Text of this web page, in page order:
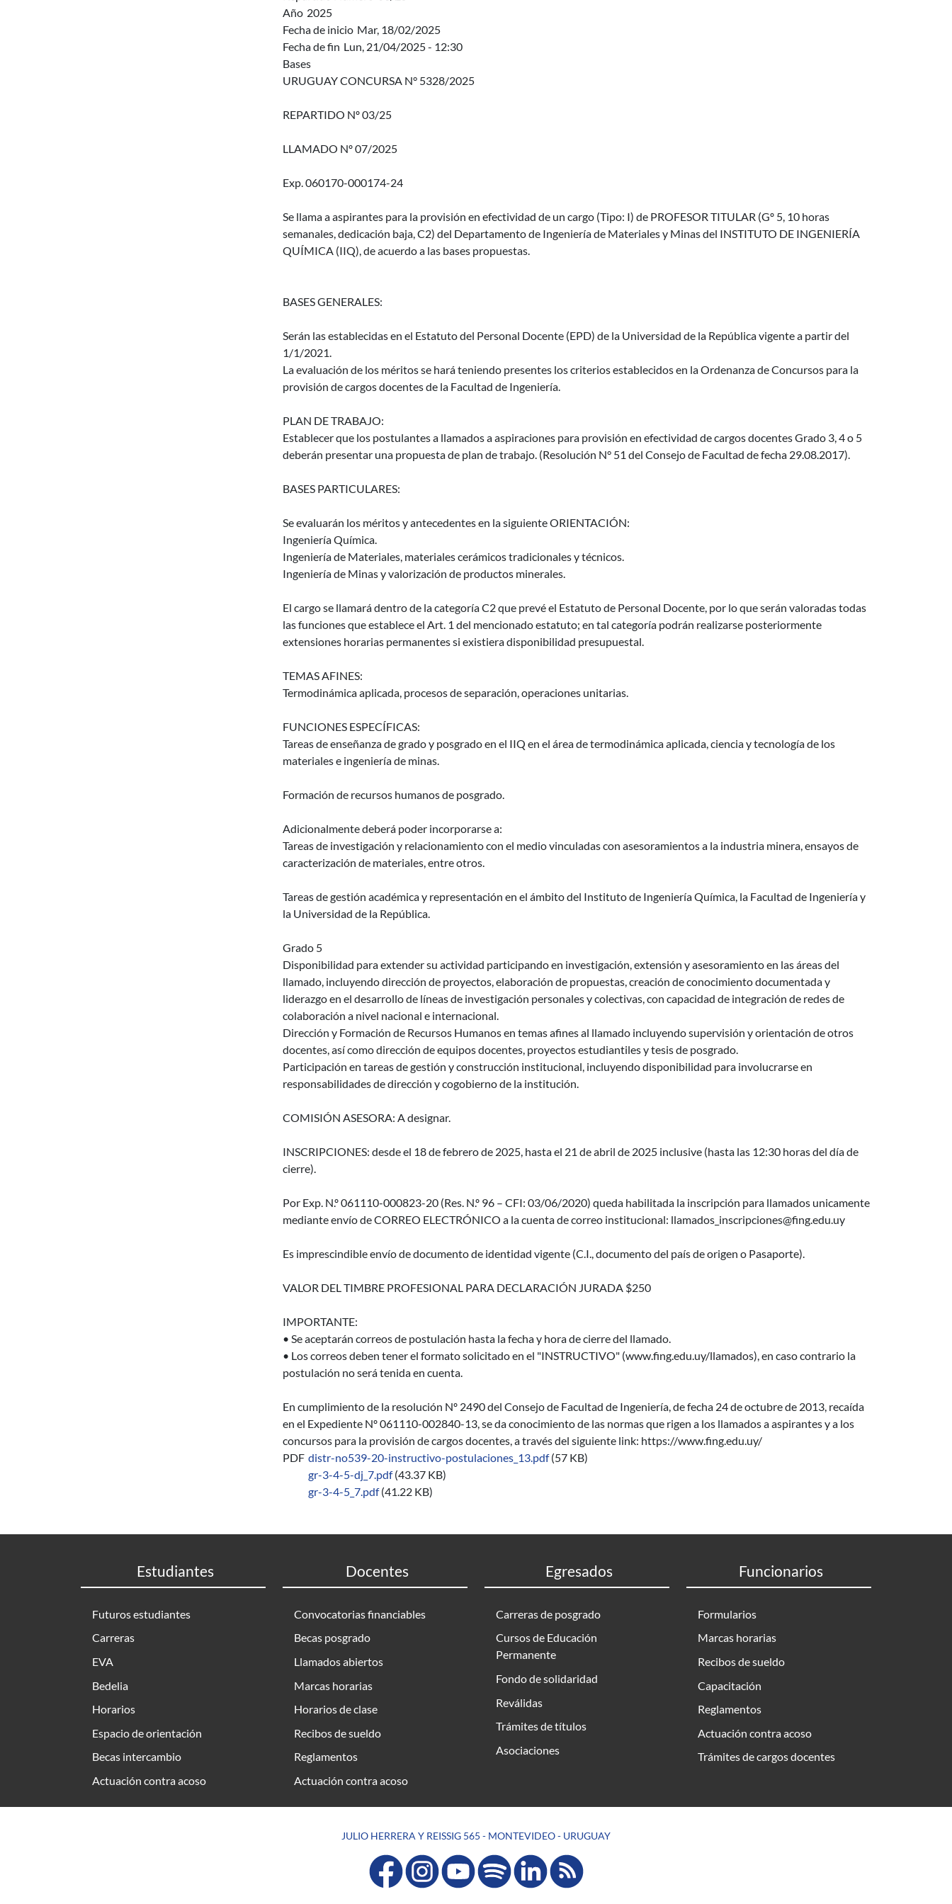
Año 2025
Fecha de inicio Mar, 18/02/2025
Fecha de fin Lun, 21/04/2025 - 12:30
Bases
URUGUAY CONCURSA N° 5328/2025
REPARTIDO Nº 03/25
LLAMADO Nº 07/2025
Exp. 060170-000174-24
Se llama a aspirantes para la provisión en efectividad de un cargo (Tipo: I) de PROFESOR TITULAR (Gº 5, 10 horas
semanales, dedicación baja, C2) del Departamento de Ingeniería de Materiales y Minas del INSTITUTO DE INGENIERÍA
QUÍMICA (IIQ), de acuerdo a las bases propuestas.
BASES GENERALES:
Serán las establecidas en el Estatuto del Personal Docente (EPD) de la Universidad de la República vigente a partir del
1/1/2021.
La evaluación de los méritos se hará teniendo presentes los criterios establecidos en la Ordenanza de Concursos para la
provisión de cargos docentes de la Facultad de Ingeniería.
PLAN DE TRABAJO:
Establecer que los postulantes a llamados a aspiraciones para provisión en efectividad de cargos docentes Grado 3, 4 o 5
deberán presentar una propuesta de plan de trabajo. (Resolución N° 51 del Consejo de Facultad de fecha 29.08.2017).
BASES PARTICULARES:
Se evaluarán los méritos y antecedentes en la siguiente ORIENTACIÓN:
Ingeniería Química.
Ingeniería de Materiales, materiales cerámicos tradicionales y técnicos.
Ingeniería de Minas y valorización de productos minerales.
El cargo se llamará dentro de la categoría C2 que prevé el Estatuto de Personal Docente, por lo que serán valoradas todas
las funciones que establece el Art. 1 del mencionado estatuto; en tal categoría podrán realizarse posteriormente
extensiones horarias permanentes si existiera disponibilidad presupuestal.
TEMAS AFINES:
Termodinámica aplicada, procesos de separación, operaciones unitarias.
FUNCIONES ESPECÍFICAS:
Tareas de enseñanza de grado y posgrado en el IIQ en el área de termodinámica aplicada, ciencia y tecnología de los
materiales e ingeniería de minas.
Formación de recursos humanos de posgrado.
Adicionalmente deberá poder incorporarse a:
Tareas de investigación y relacionamiento con el medio vinculadas con asesoramientos a la industria minera, ensayos de
caracterización de materiales, entre otros.
Tareas de gestión académica y representación en el ámbito del Instituto de Ingeniería Química, la Facultad de Ingeniería y
la Universidad de la República.
Grado 5
Disponibilidad para extender su actividad participando en investigación, extensión y asesoramiento en las áreas del
llamado, incluyendo dirección de proyectos, elaboración de propuestas, creación de conocimiento documentada y
liderazgo en el desarrollo de líneas de investigación personales y colectivas, con capacidad de integración de redes de
colaboración a nivel nacional e internacional.
Dirección y Formación de Recursos Humanos en temas afines al llamado incluyendo supervisión y orientación de otros
docentes, así como dirección de equipos docentes, proyectos estudiantiles y tesis de posgrado.
Participación en tareas de gestión y construcción institucional, incluyendo disponibilidad para involucrarse en
responsabilidades de dirección y cogobierno de la institución.
COMISIÓN ASESORA: A designar.
INSCRIPCIONES: desde el 18 de febrero de 2025, hasta el 21 de abril de 2025 inclusive (hasta las 12:30 horas del día de
cierre).
Por Exp. N.º 061110-000823-20 (Res. N.º 96 – CFI: 03/06/2020) queda habilitada la inscripción para llamados unicamente
mediante envío de CORREO ELECTRÓNICO a la cuenta de correo institucional: llamados_inscripciones@fing.edu.uy
Es imprescindible envío de documento de identidad vigente (C.I., documento del país de origen o Pasaporte).
VALOR DEL TIMBRE PROFESIONAL PARA DECLARACIÓN JURADA $250
IMPORTANTE:
• Se aceptarán correos de postulación hasta la fecha y hora de cierre del llamado.
• Los correos deben tener el formato solicitado en el "INSTRUCTIVO" (www.fing.edu.uy/llamados), en caso contrario la
postulación no será tenida en cuenta.
En cumplimiento de la resolución Nº 2490 del Consejo de Facultad de Ingeniería, de fecha 24 de octubre de 2013, recaída
en el Expediente Nº 061110-002840-13, se da conocimiento de las normas que rigen a los llamados a aspirantes y a los
concursos para la provisión de cargos docentes, a través del siguiente link: https://www.fing.edu.uy/
PDF distr-no539-20-instructivo-postulaciones_13.pdf (57 KB)
gr-3-4-5-dj_7.pdf (43.37 KB)
gr-3-4-5_7.pdf (41.22 KB)
Estudiantes
Futuros estudiantes
Carreras
EVA
Bedelia
Horarios
Espacio de orientación
Becas intercambio
Actuación contra acoso
Docentes
Convocatorias financiables
Becas posgrado
Llamados abiertos
Marcas horarias
Horarios de clase
Recibos de sueldo
Reglamentos
Actuación contra acoso
Egresados
Carreras de posgrado
Cursos de Educación
Permanente
Fondo de solidaridad
Reválidas
Trámites de títulos
Asociaciones
Funcionarios
Formularios
Marcas horarias
Recibos de sueldo
Capacitación
Reglamentos
Actuación contra acoso
Trámites de cargos docentes
JULIO HERRERA Y REISSIG 565 - MONTEVIDEO - URUGUAY